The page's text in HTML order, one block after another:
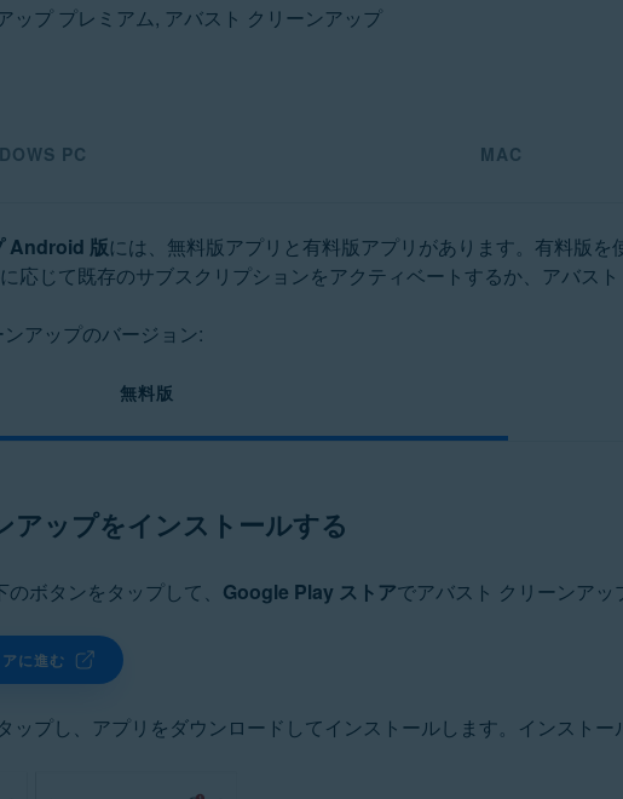
ップ プレミアム, アバスト クリーンアップ
プレミアム
ム:
PC MAC
Android 版には、無料版アプリと有料版アプリがあります。有料版
応じて既存のサブスクリプションをアクティベートするか、アバス
アップのバージョン:
無料版
アップをインストールする
ボタンをタップして、 Google Play ストアでアバスト クリーンアッ
に進む
ップし、アプリをダウンロードしてインストールします。インストー